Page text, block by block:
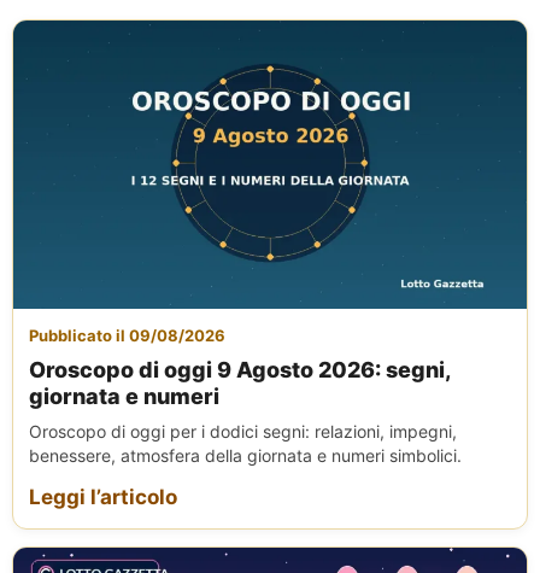
Pubblicato il 09/08/2026
Oroscopo di oggi 9 Agosto 2026: segni,
giornata e numeri
Oroscopo di oggi per i dodici segni: relazioni, impegni,
benessere, atmosfera della giornata e numeri simbolici.
Leggi l’articolo